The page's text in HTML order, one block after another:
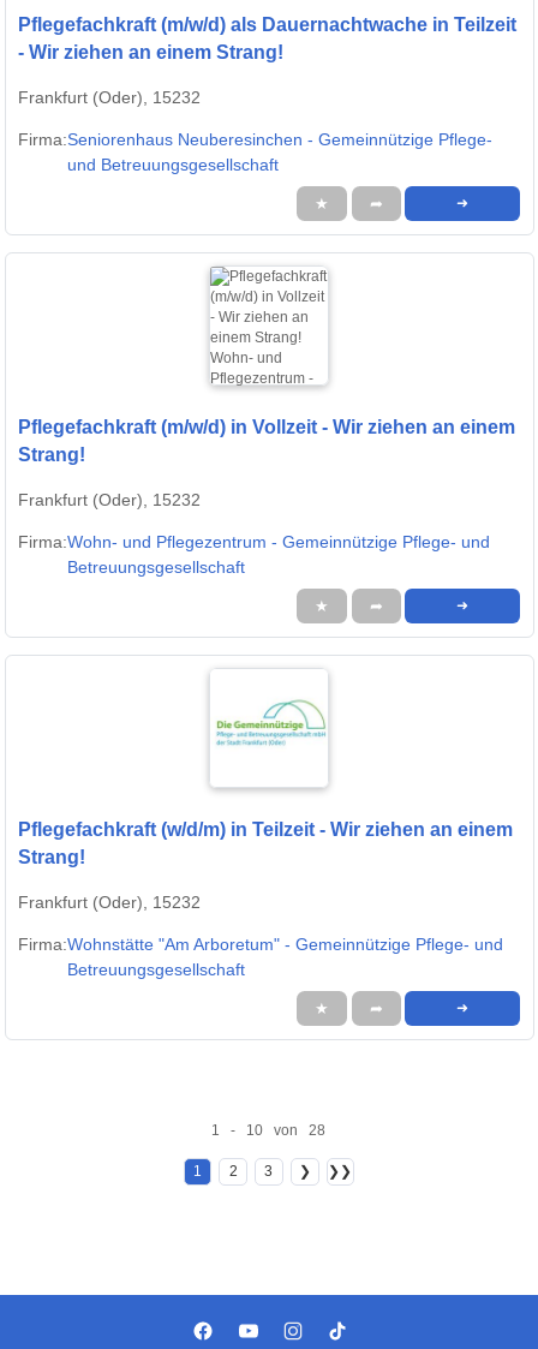
Pflegefachkraft (m/w/d) als Dauernachtwache in Teilzeit
- Wir ziehen an einem Strang!
Frankfurt (Oder), 15232
Firma:Seniorenhaus Neuberesinchen - Gemeinnützige Pflege-
und Betreuungsgesellschaft
★ ➦ ➜
Pflegefachkraft (m/w/d) in Vollzeit - Wir ziehen an einem
Strang!
Frankfurt (Oder), 15232
Firma:Wohn- und Pflegezentrum - Gemeinnützige Pflege- und
Betreuungsgesellschaft
★ ➦ ➜
Pflegefachkraft (w/d/m) in Teilzeit - Wir ziehen an einem
Strang!
Frankfurt (Oder), 15232
Firma:Wohnstätte "Am Arboretum" - Gemeinnützige Pflege- und
Betreuungsgesellschaft
★ ➦ ➜
1 - 10 von 28
1 2 3 ❯ ❯❯